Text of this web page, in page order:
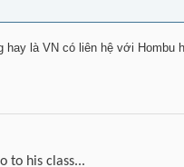
là VN có liên hệ với Hombu
to his class...